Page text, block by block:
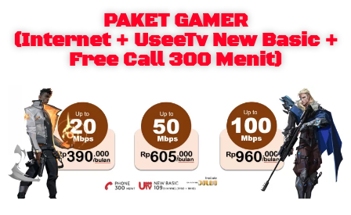
PAKET GAMER
(Internet + UseeTv New Basic +
Free Call 300 Menit)